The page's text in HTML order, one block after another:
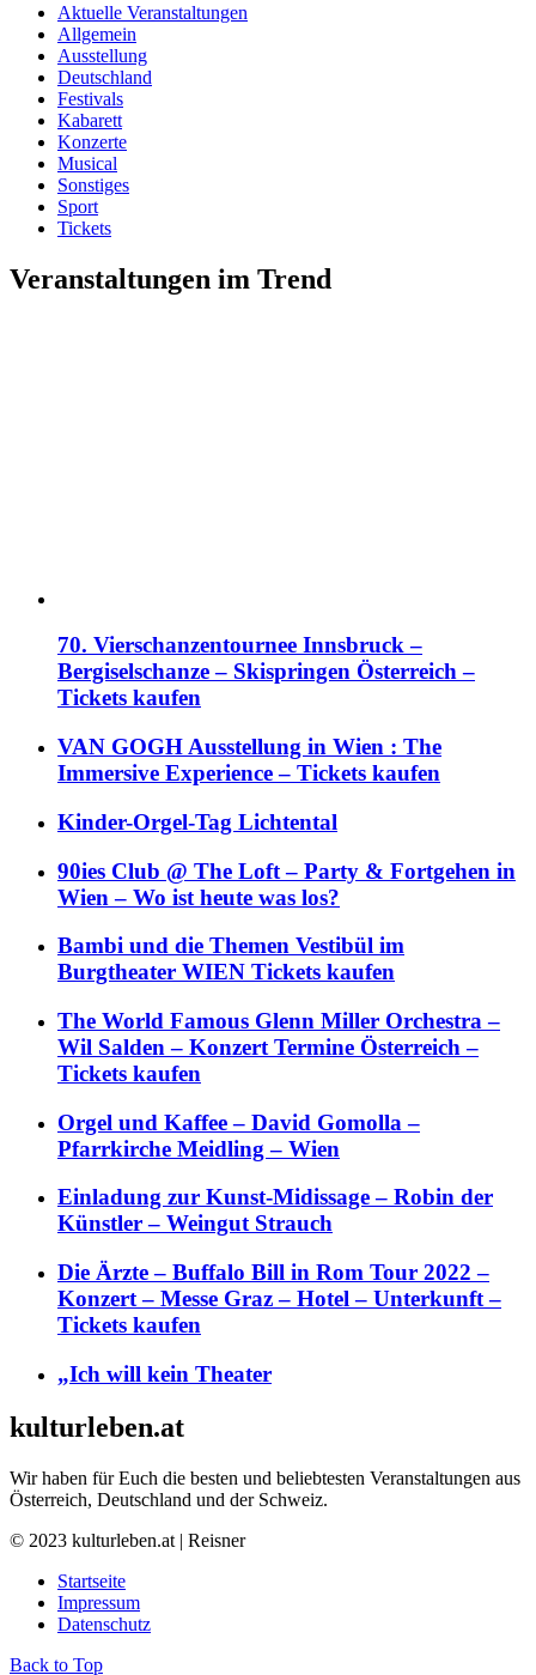
Aktuelle Veranstaltungen
Allgemein
Ausstellung
Deutschland
Festivals
Kabarett
Konzerte
Musical
Sonstiges
Sport
Tickets
Veranstaltungen im Trend
70. Vierschanzentournee Innsbruck –
Bergiselschanze – Skispringen Österreich –
Tickets kaufen
VAN GOGH Ausstellung in Wien : The
Immersive Experience – Tickets kaufen
Kinder-Orgel-Tag Lichtental
90ies Club @ The Loft – Party & Fortgehen in
Wien – Wo ist heute was los?
Bambi und die Themen Vestibül im
Burgtheater WIEN Tickets kaufen
The World Famous Glenn Miller Orchestra –
Wil Salden – Konzert Termine Österreich –
Tickets kaufen
Orgel und Kaffee – David Gomolla –
Pfarrkirche Meidling – Wien
Einladung zur Kunst-Midissage – Robin der
Künstler – Weingut Strauch
Die Ärzte – Buffalo Bill in Rom Tour 2022 –
Konzert – Messe Graz – Hotel – Unterkunft –
Tickets kaufen
„Ich will kein Theater
kulturleben.at
Wir haben für Euch die besten und beliebtesten Veranstaltungen aus
Österreich, Deutschland und der Schweiz.
© 2023 kulturleben.at | Reisner
Startseite
Impressum
Datenschutz
Back to Top